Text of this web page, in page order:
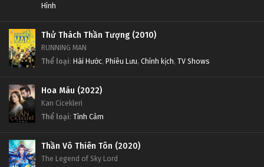
Hình
Thử Thách Thần Tượng (2010)
RUNNING MAN
Thể loại: Hài Hước, Phiêu Lưu, Chính kịch, TV Shows
Hoa Máu (2022)
Kan Cicekleri
Thể loại: Tình Cảm
Thần Võ Thiên Tôn (2020)
The Legend of Sky Lord